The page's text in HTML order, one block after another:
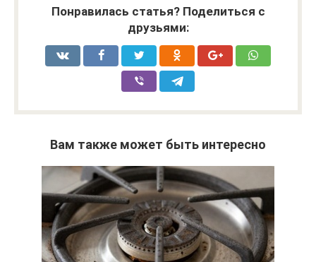
Понравилась статья? Поделиться с
друзьями:
Вам также может быть интересно